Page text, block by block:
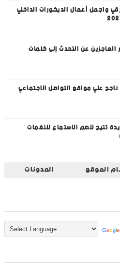
واجمل أعمال الديكورات الداخلي
عن التحدث إلى كلمات
علي مواقع التواصل الاجتماعي
تتيح للصم الاستماع للنغمات
الموقع المدونات